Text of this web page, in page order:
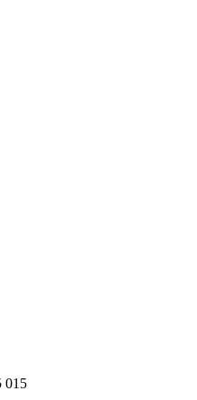
015